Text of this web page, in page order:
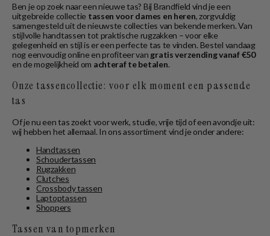
Ben je op zoek naar een nieuwe tas? Bij Brandfield vind je een
uitgebreide collectie tassen voor dames en heren, zorgvuldig
samengesteld uit de nieuwste collecties van bekende merken. Van
stijlvolle handtassen tot praktische rugzakken – voor elke
gelegenheid en stijl is er een perfecte tas te vinden. Bestel vandaag
nog eenvoudig online en profiteer van gratis verzending vanaf €50
en de mogelijkheid om achteraf te betalen.
Onze tassencollectie: voor elk moment een passende
tas
Of je nu een tas zoekt voor werk, studie, vrije tijd of een avondje uit:
wij hebben het allemaal. In ons assortiment vind je onder andere:
Handtassen
Schoudertassen
Rugzakken
Clutches
Crossbody tassen
Laptoptassen
Shoppers
Tassen van topmerken